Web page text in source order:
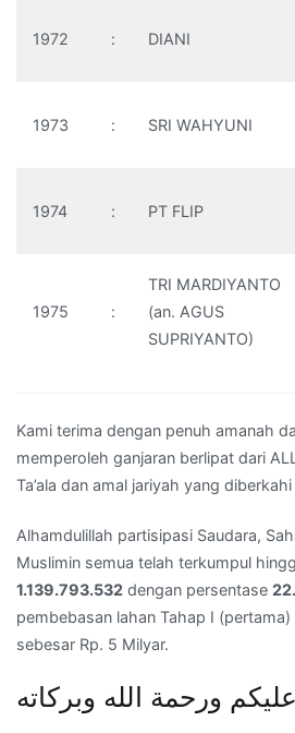
1972 : DIANI
1973 : SRI WAHYUNI
1974 : PT FLIP
1975 :
TRI MARDIYANTO
(an. AGUS
SUPRIYANTO)
Kami terima dengan penuh amanah
memperoleh ganjaran berlipat dari
Ta’ala dan amal jariyah yang
Alhamdulillah partisipasi Saudara,
Muslimin semua telah terkumpul
1.139.793.532 dengan persentase
pembebasan lahan Tahap I
sebesar Rp. 5 Milyar.
ورحمة الله وبركاته